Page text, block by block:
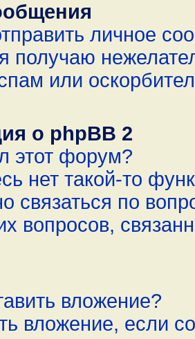
личное
получаю
или
о phpBB 2
этот форум?
нет такой-то
связаться по
вопросов,
вложение?
вложение, если